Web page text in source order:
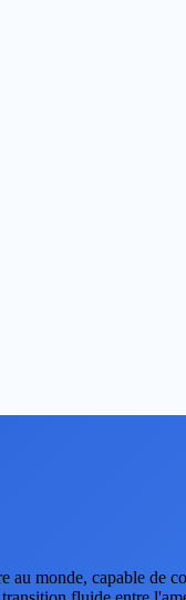
monde, capable de